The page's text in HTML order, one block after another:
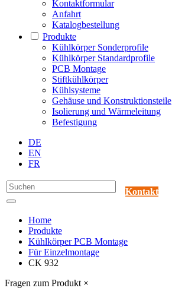
Kontaktformular
Anfahrt
Katalogbestellung
Produkte
Kühlkörper Sonderprofile
Kühlkörper Standardprofile
PCB Montage
Stiftkühlkörper
Kühlsysteme
Gehäuse und Konstruktionsteile
Isolierung und Wärmeleitung
Befestigung
DE
EN
FR
Kontakt
Home
Produkte
Kühlkörper PCB Montage
Für Einzelmontage
CK 932
Fragen zum Produkt ×